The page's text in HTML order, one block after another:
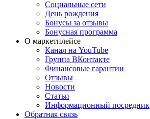
Социальные сети
День рождения
Бонусы за отзывы
Бонусная программа
О маркетплейсе
Канал на YouTube
Группа ВКонтакте
Финансовые гарантии
Отзывы
Новости
Статьи
Информационный посредник
Обратная связь